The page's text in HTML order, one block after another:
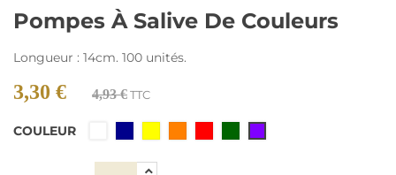
Pompes À Salive De Couleurs
Longueur : 14cm. 100 unités.
3,30 € 4,93 €TTC
COULEUR